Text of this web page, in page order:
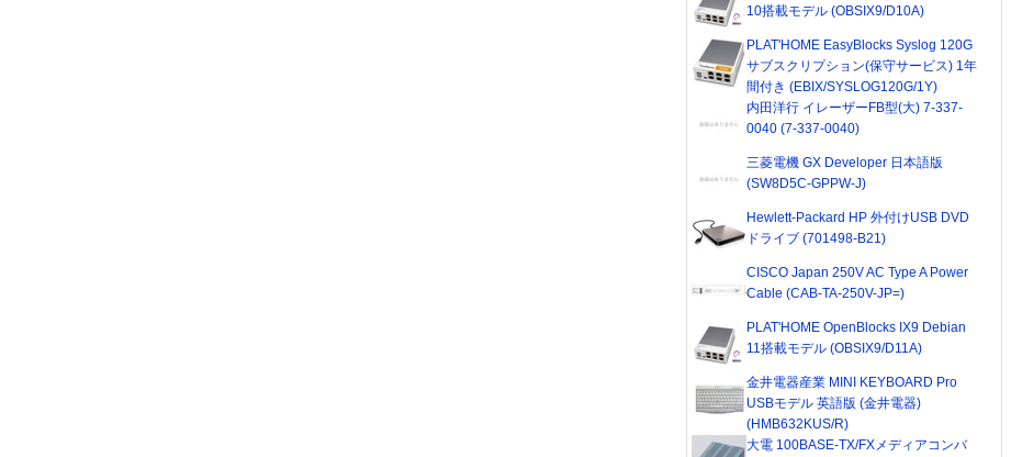
10搭載モデル (OBSIX9/D10A)
PLAT'HOME EasyBlocks Syslog 120G
サブスクリプション(保守サービス) 1年
間付き (EBIX/SYSLOG120G/1Y)
内田洋行 イレーザーFB型(大) 7-337-
0040 (7-337-0040)
三菱電機 GX Developer 日本語版
(SW8D5C-GPPW-J)
Hewlett-Packard HP 外付けUSB DVD
ドライブ (701498-B21)
CISCO Japan 250V AC Type A Power
Cable (CAB-TA-250V-JP=)
PLAT'HOME OpenBlocks IX9 Debian
11搭載モデル (OBSIX9/D11A)
金井電器産業 MINI KEYBOARD Pro
USBモデル 英語版 (金井電器)
(HMB632KUS/R)
大電 100BASE-TX/FXメディアコンバ